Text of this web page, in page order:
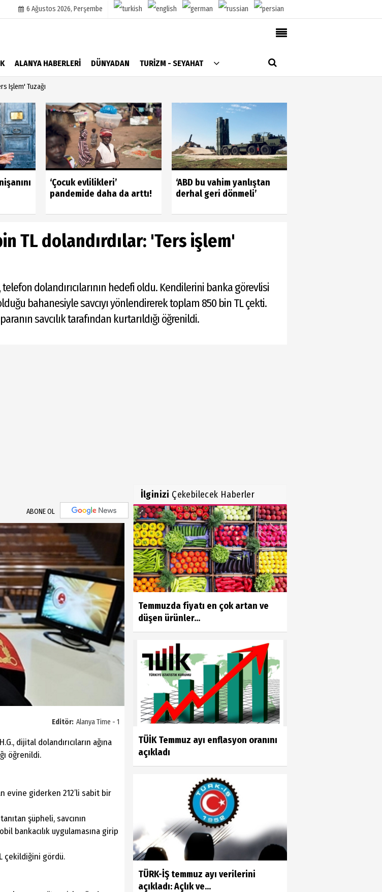
6 Ağustos 2026, Perşembe
ALANYA HABERLERİ DÜNYADAN TURİZM - SEYAHAT
Köşe Yazarları
Video Galeri
AlanyaTime TV
Moovit
Künye
Işlem' Tuzağı
‘Çocuk evlilikleri’
pandemide daha da arttı!
‘ABD bu vahim yanlıştan
derhal geri dönmeli’
TL dolandırdılar: 'Ters işlem'
dolandırıcılarının hedefi oldu. Kendilerini banka görevlisi
bahanesiyle savcıyı yönlendirerek toplam 850 bin TL çekti.
savcılık tarafından kurtarıldığı öğrenildi.
ABONE OL
Editör: Alanya Time - 1
dijital dolandırıcıların ağına
öğrenildi.
evine giderken 212’li sabit bir
şüpheli, savcının
bankacılık uygulamasına girip
çekildiğini gördü.
İlginizi Çekebilecek Haberler
Temmuzda fiyatı en çok artan ve
düşen ürünler...
TÜİK Temmuz ayı enflasyon oranını
açıkladı
TÜRK-İŞ temmuz ayı verilerini
açıkladı: Açlık ve...